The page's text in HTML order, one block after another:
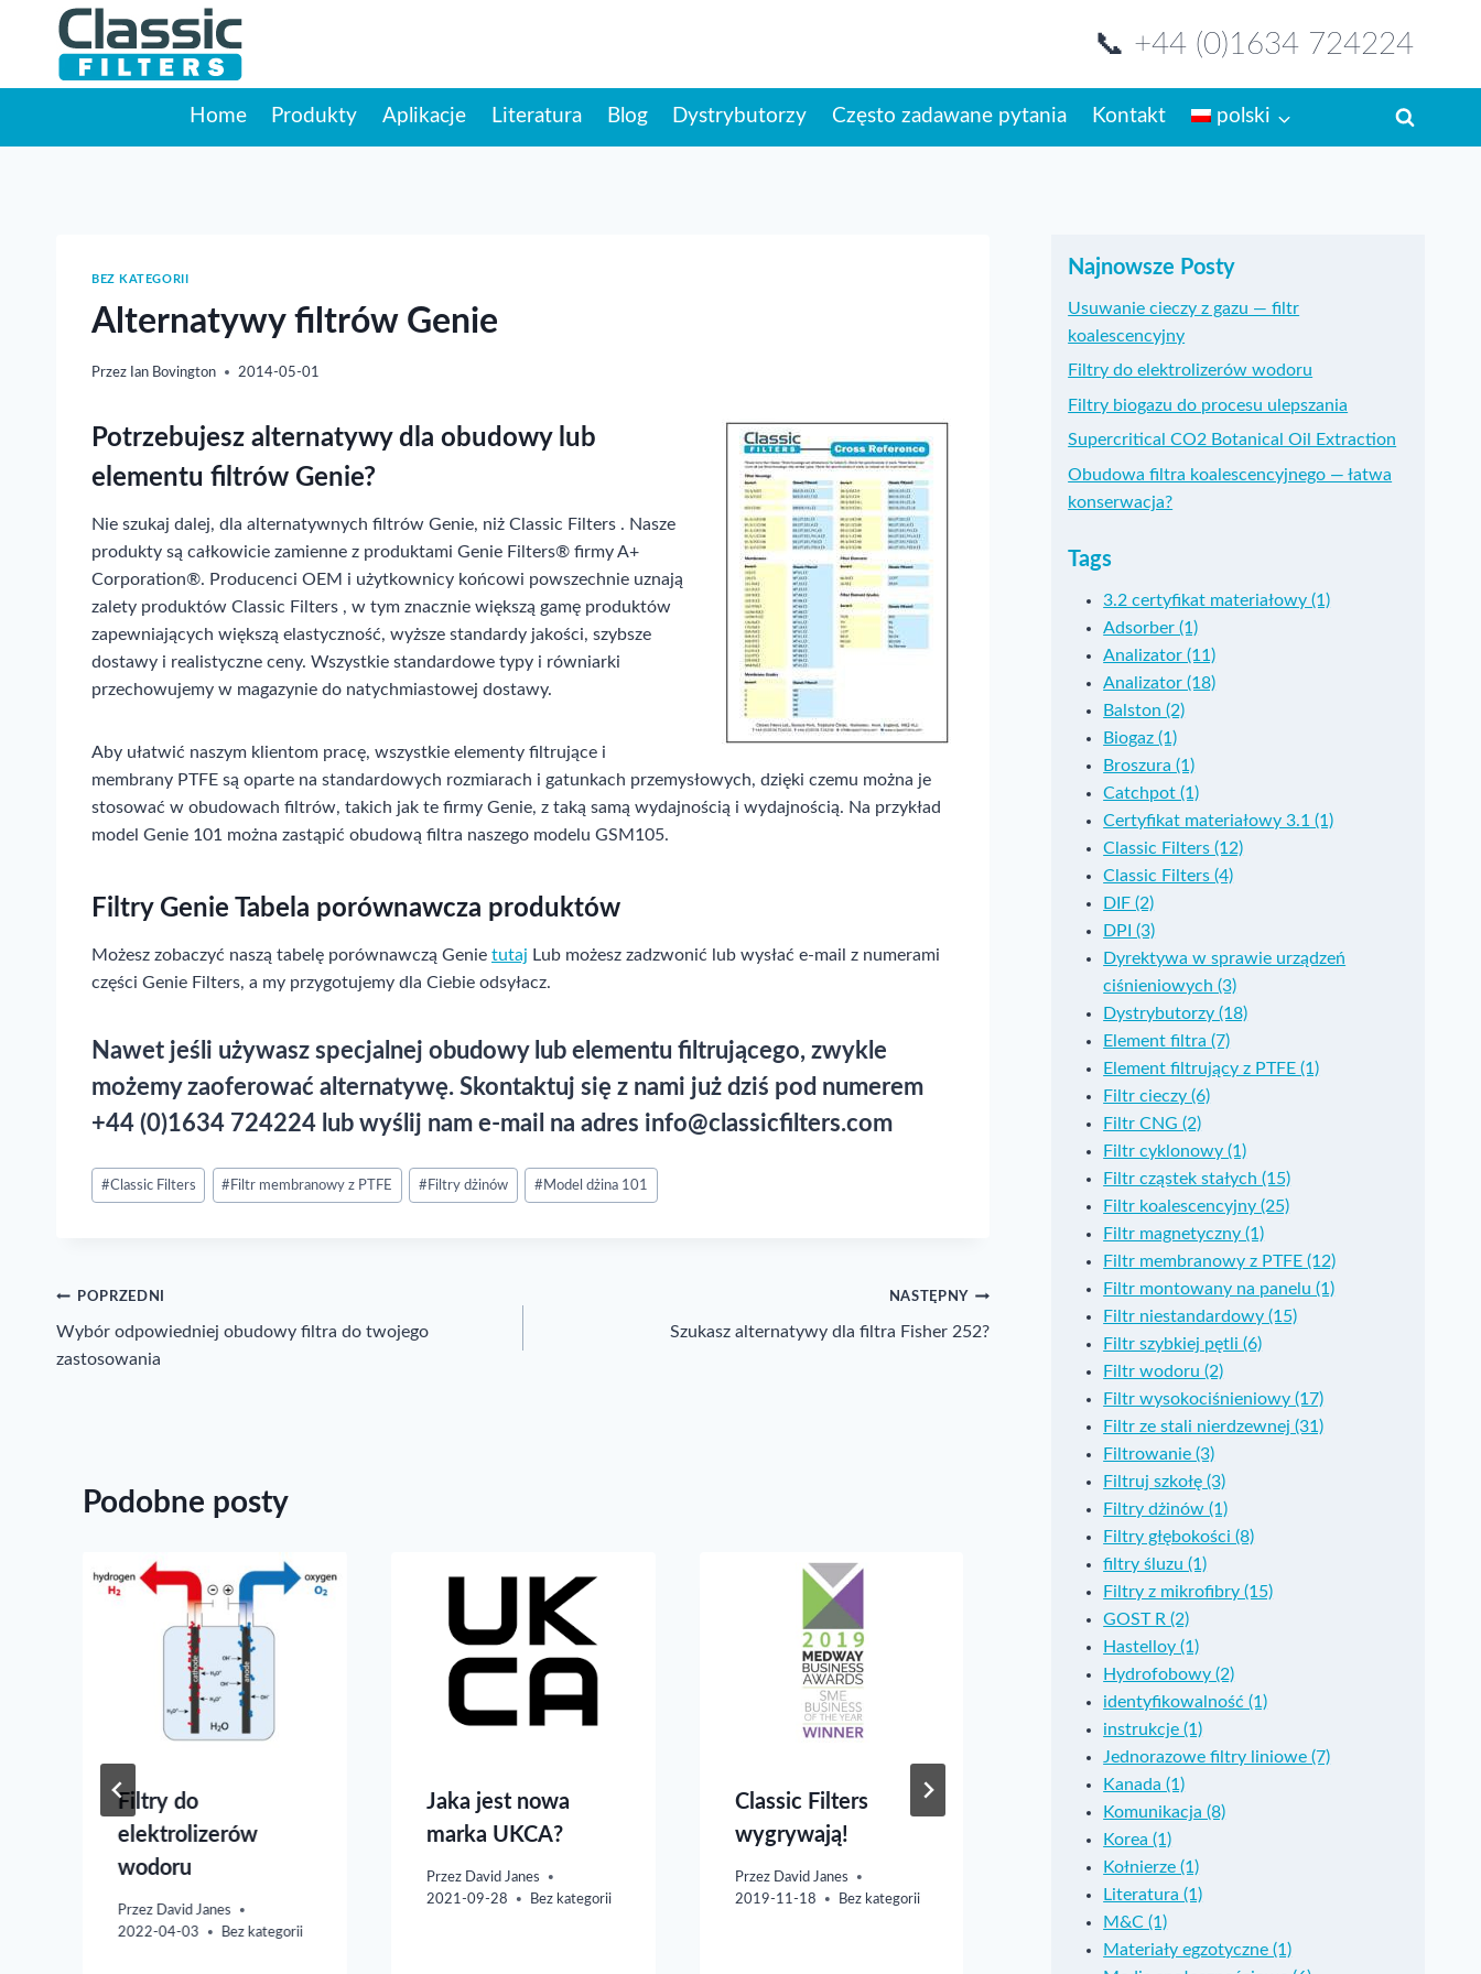
📞 +44 (0)1634 724224
Home Produkty Aplikacje Literatura Blog Dystrybutorzy Często zadawane pytania Kontakt polski
BEZ KATEGORII
Alternatywy filtrów Genie
Przez Ian Bovington 2014-05-01
Potrzebujesz alternatywy dla obudowy lub
elementu filtrów Genie?
Nie szukaj dalej, dla alternatywnych filtrów Genie, niż Classic Filters . Nasze
produkty są całkowicie zamienne z produktami Genie Filters® firmy A+
Corporation®. Producenci OEM i użytkownicy końcowi powszechnie uznają
zalety produktów Classic Filters , w tym znacznie większą gamę produktów
zapewniających większą elastyczność, wyższe standardy jakości, szybsze
dostawy i realistyczne ceny. Wszystkie standardowe typy i równiarki
przechowujemy w magazynie do natychmiastowej dostawy.
Aby ułatwić naszym klientom pracę, wszystkie elementy filtrujące i
membrany PTFE są oparte na standardowych rozmiarach i gatunkach przemysłowych, dzięki czemu można je
stosować w obudowach filtrów, takich jak te firmy Genie, z taką samą wydajnością i wydajnością. Na przykład
model Genie 101 można zastąpić obudową filtra naszego modelu GSM105.
Filtry Genie Tabela porównawcza produktów
Możesz zobaczyć naszą tabelę porównawczą Genie tutaj Lub możesz zadzwonić lub wysłać e-mail z numerami
części Genie Filters, a my przygotujemy dla Ciebie odsyłacz.
Nawet jeśli używasz specjalnej obudowy lub elementu filtrującego, zwykle
możemy zaoferować alternatywę. Skontaktuj się z nami już dziś pod numerem
+44 (0)1634 724224 lub wyślij nam e-mail na adres info@classicfilters.com
Post
Tags:
#Classic Filters # Filtr membranowy z PTFE # Filtry dżinów # Model dżina 101
Nawigacja
wpisu
POPRZEDNI
Wybór odpowiedniej obudowy filtra do twojego
zastosowania
NASTĘPNY
Szukasz alternatywy dla filtra Fisher 252?
Podobne posty
Filtry do
elektrolizerów
wodoru
Przez
David Janes
2022-04-03
Bez kategorii
Jaka jest nowa
marka UKCA?
Przez
David Janes
2021-09-28
Bez kategorii
Classic Filters
wygrywają!
Przez
David Janes
2019-11-18
Bez kategorii
Filtry do modułów
zasilania ogniw
paliwowych
2021-09-20
Bez kategorii
Najnowsze Posty
Usuwanie cieczy z gazu — filtr
koalescencyjny
Filtry do elektrolizerów wodoru
Filtry biogazu do procesu ulepszania
Supercritical CO2 Botanical Oil Extraction
Obudowa filtra koalescencyjnego — łatwa
konserwacja?
Tags
3.2 certyfikat materiałowy (1)
Adsorber (1)
Analizator (11)
Analizator (18)
Balston (2)
Biogaz (1)
Broszura (1)
Catchpot (1)
Certyfikat materiałowy 3.1 (1)
Classic Filters (12)
Classic Filters (4)
DIF (2)
DPI (3)
Dyrektywa w sprawie urządzeń
ciśnieniowych (3)
Dystrybutorzy (18)
Element filtra (7)
Element filtrujący z PTFE (1)
Filtr cieczy (6)
Filtr CNG (2)
Filtr cyklonowy (1)
Filtr cząstek stałych (15)
Filtr koalescencyjny (25)
Filtr magnetyczny (1)
Filtr membranowy z PTFE (12)
Filtr montowany na panelu (1)
Filtr niestandardowy (15)
Filtr szybkiej pętli (6)
Filtr wodoru (2)
Filtr wysokociśnieniowy (17)
Filtr ze stali nierdzewnej (31)
Filtrowanie (3)
Filtruj szkołę (3)
Filtry dżinów (1)
Filtry głębokości (8)
filtry śluzu (1)
Filtry z mikrofibry (15)
GOST R (2)
Hastelloy (1)
Hydrofobowy (2)
identyfikowalność (1)
instrukcje (1)
Jednorazowe filtry liniowe (7)
Kanada (1)
Komunikacja (8)
Korea (1)
Kołnierze (1)
Literatura (1)
M&C (1)
Materiały egzotyczne (1)